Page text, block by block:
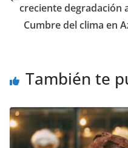
indígenas de esta
región, con el objetivo
gestión…
creciente degradación
Cumbre del clima en
También te